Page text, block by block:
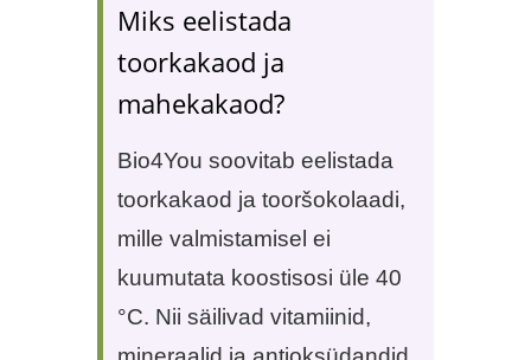
Miks eelistada
toorkakaod ja
mahekakaod?
Bio4You soovitab eelistada
toorkakaod ja tooršokolaadi,
mille valmistamisel ei
kuumutata koostisosi üle 40
°C. Nii säilivad vitamiinid,